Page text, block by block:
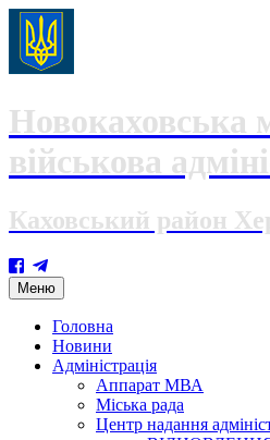
Новокаховська
військова
Каховський район
Меню Skip
to
content
Головна
Новини
Адміністрація
Аппарат МВА
Міська рада
Центр надання